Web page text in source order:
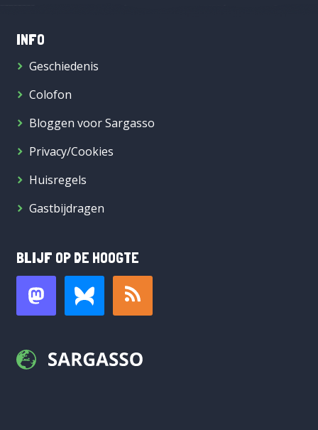
INFO
Geschiedenis
Colofon
Bloggen voor Sargasso
Privacy/Cookies
Huisregels
Gastbijdragen
BLIJF OP DE HOOGTE